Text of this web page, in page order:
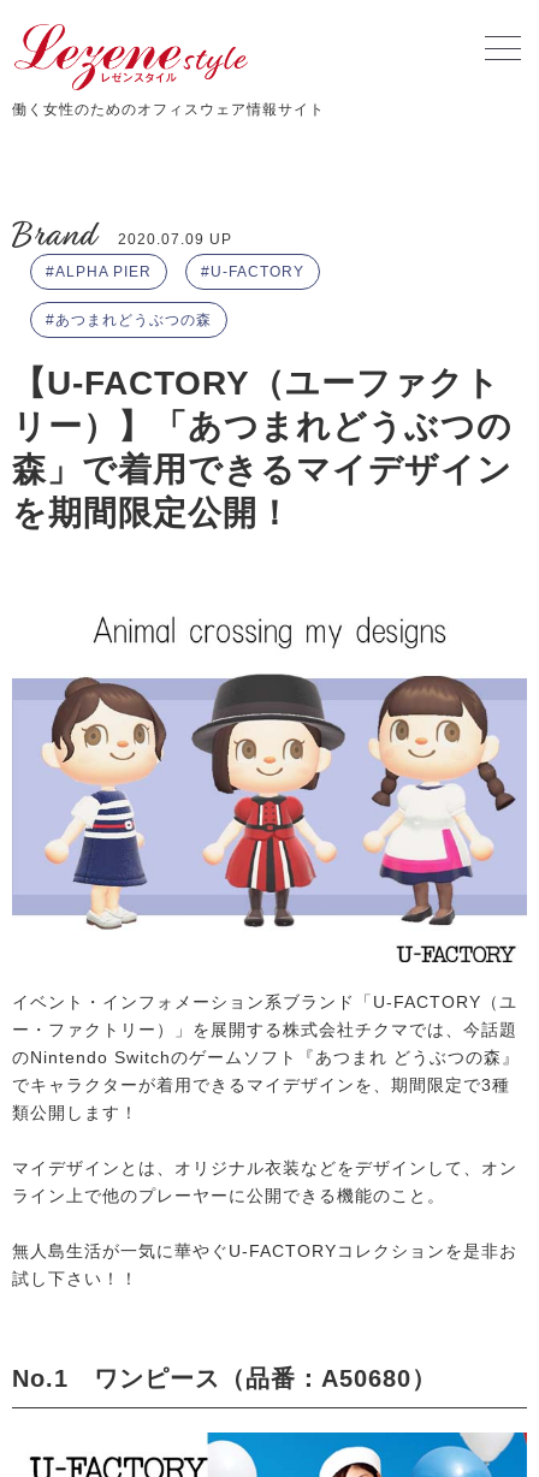
働く女性のためのオフィスウェア情報サイト
Brand
2020.07.09 UP
ALPHA PIER
U-FACTORY
あつまれどうぶつの森
【U-FACTORY（ユーファクト
リー）】「あつまれどうぶつの
森」で着用できるマイデザイン
を期間限定公開！
イベント・インフォメーション系ブランド「U-FACTORY（ユ
ー・ファクトリー）」を展開する株式会社チクマでは、今話題
のNintendo Switchのゲームソフト『あつまれ どうぶつの森』
でキャラクターが着用できるマイデザインを、期間限定で3種
類公開します！
マイデザインとは、オリジナル衣装などをデザインして、オン
ライン上で他のプレーヤーに公開できる機能のこと。
無人島生活が一気に華やぐU-FACTORYコレクションを是非お
試し下さい！！
No.1 ワンピース（品番：A50680）